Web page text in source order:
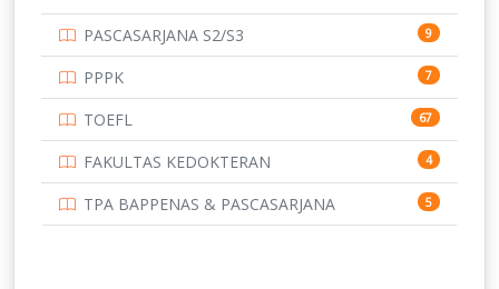
14
UNIVERSITAS CENDRAWASIH 14
15
219
11
151
PASCASARJANA S2/S3 9
PPPK 7
TOEFL 67
FAKULTAS KEDOKTERAN 4
TPA BAPPENAS & PASCASARJANA 5